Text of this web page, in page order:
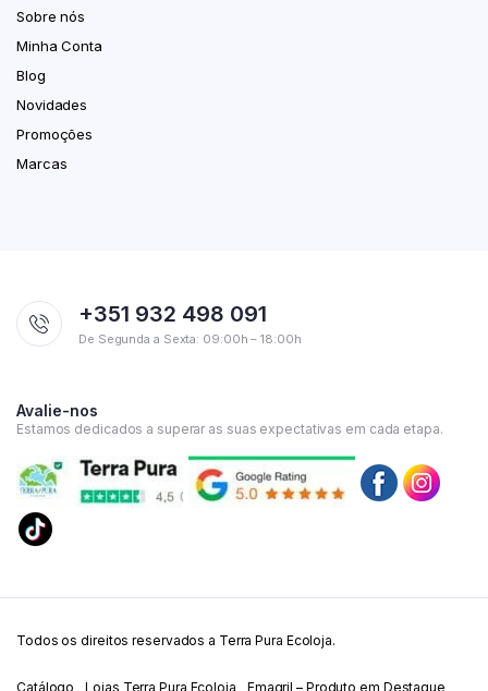
Sobre nós
Minha Conta
Blog
Novidades
Promoções
Marcas
+351 932 498 091
De Segunda a Sexta: 09:00h – 18:00h
Avalie-nos
Estamos dedicados a superar as suas expectativas em cada etapa.
Todos os direitos reservados a Terra Pura Ecoloja.
Catálogo Lojas Terra Pura Ecoloja Emagril – Produto em Destaque